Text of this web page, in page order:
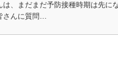
は、まだまだ予防接種時期は先に
さんに質問…